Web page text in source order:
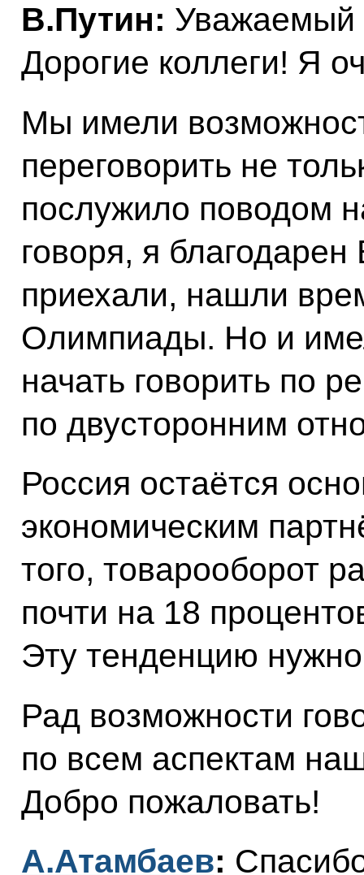
В.Путин: Уважаемый
Дорогие коллеги! Я
Мы имели
переговорить не
послужило поводом
говоря, я
приехали, нашли
Олимпиады. Но и
начать говорить по
по двусторонним
Россия остаётся
экономическим
того, товарооборот
почти на 18
Эту тенденцию
Рад возможности
по всем аспектам
Добро пожаловать!
А.Атамбаев: